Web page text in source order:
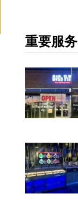
重要服务